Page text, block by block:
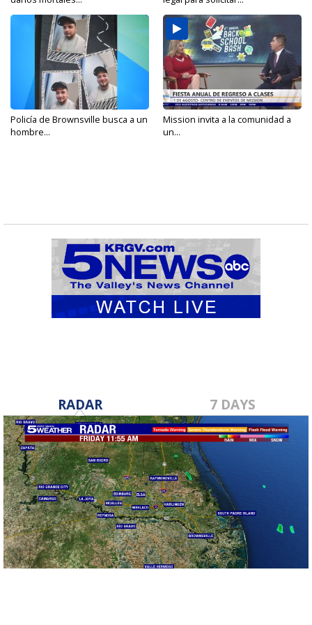
Policía de Brownsville busca a un
hombre...
Mission invita a la comunidad a
un...
RADAR 7 DAYS